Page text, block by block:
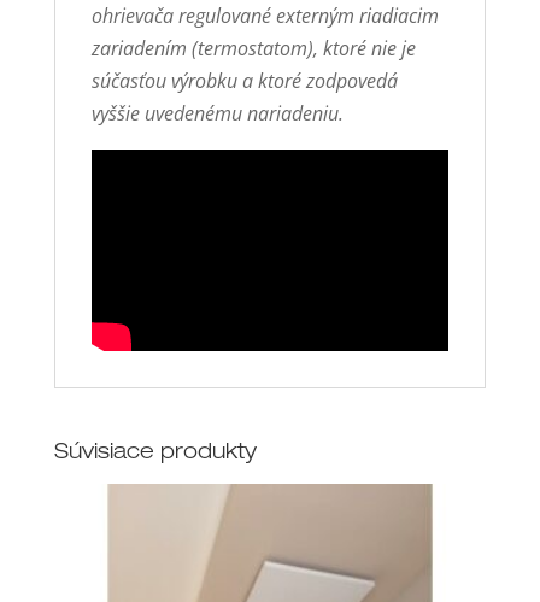
ohrievača regulované externým riadiacim
zariadením (termostatom), ktoré nie je
súčasťou výrobku a ktoré zodpovedá
vyššie uvedenému nariadeniu.
Súvisiace produkty